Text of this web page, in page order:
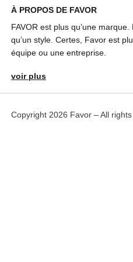
À PROPOS DE FAVOR
FAVOR est plus qu’une
qu’un style. Certes, Favor est
équipe ou une entreprise.
voir plus
Copyright 2026 Favor – All